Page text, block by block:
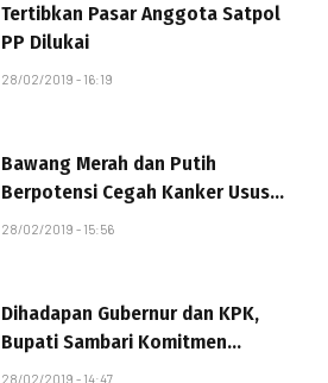
Tertibkan Pasar Anggota Satpol
PP Dilukai
28/02/2019 - 16:19
Bawang Merah dan Putih
Berpotensi Cegah Kanker Usus
Besar dan Anus
28/02/2019 - 15:56
Dihadapan Gubernur dan KPK,
Bupati Sambari Komitmen
Berantas Korupsi Terintegrasi
28/02/2019 - 14:47